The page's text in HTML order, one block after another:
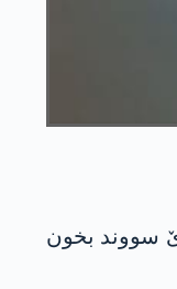
شێخ سەعید یا ئامه‌دێ سووند بخون